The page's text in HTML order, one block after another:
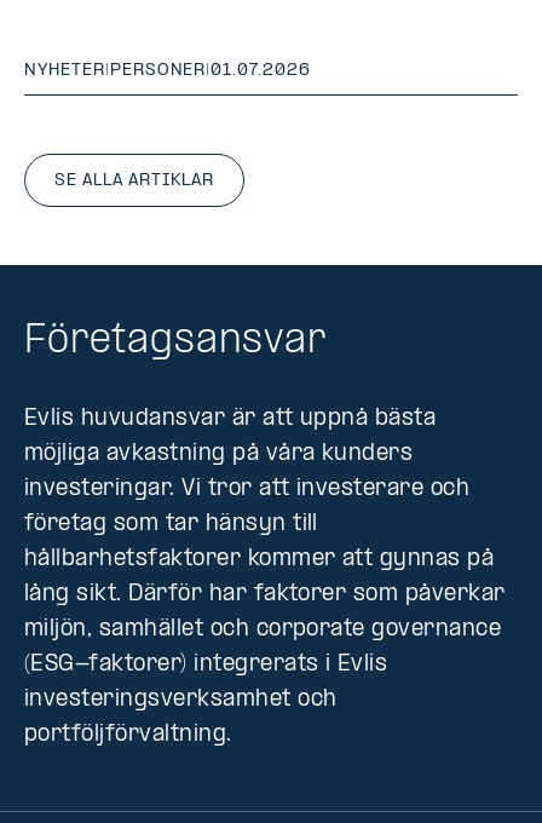
NYHETER PERSONER |01.07.2026
SE ALLA ARTIKLAR
Företagsansvar
Evlis huvudansvar är att uppnå bästa
möjliga avkastning på våra kunders
investeringar. Vi tror att investerare och
företag som tar hänsyn till
hållbarhetsfaktorer kommer att gynnas på
lång sikt. Därför har faktorer som påverkar
miljön, samhället och corporate governance
(ESG-faktorer) integrerats i Evlis
investeringsverksamhet och
portföljförvaltning.